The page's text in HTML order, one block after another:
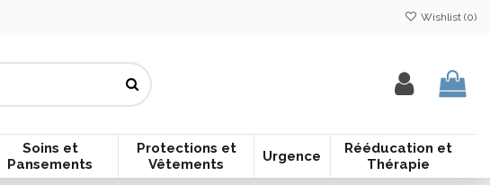
Wishlist (0)
Soins et
Pansements
Protections et
Vêtements
Urgence
Rééducation et
Thérapie